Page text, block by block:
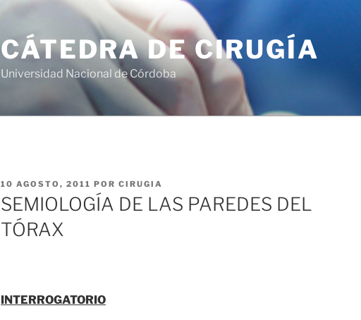
CÁTEDRA DE CIRUGÍA
Universidad Nacional de Córdoba
PUBLICADO
EL
10 AGOSTO, 2011 POR CIRUGIA
SEMIOLOGÍA DE LAS PAREDES DEL
TÓRAX
INTERROGATORIO